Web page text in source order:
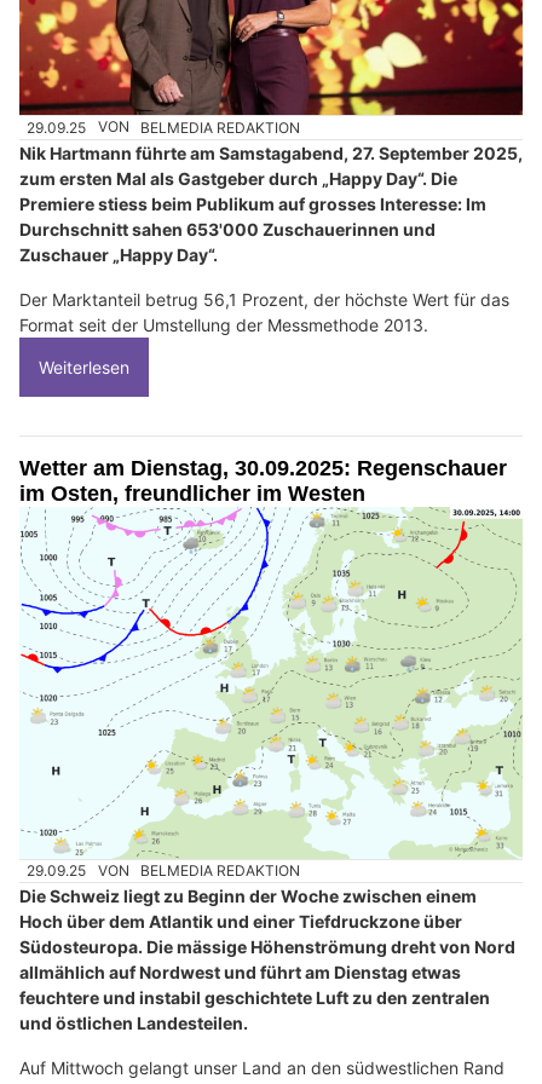
29.09.25 VON BELMEDIA REDAKTION
Nik Hartmann führte am Samstagabend, 27. September 2025,
zum ersten Mal als Gastgeber durch „Happy Day“. Die
Premiere stiess beim Publikum auf grosses Interesse: Im
Durchschnitt sahen 653'000 Zuschauerinnen und
Zuschauer „Happy Day“.
Der Marktanteil betrug 56,1 Prozent, der höchste Wert für das
Format seit der Umstellung der Messmethode 2013.
Weiterlesen
Wetter am Dienstag, 30.09.2025: Regenschauer
im Osten, freundlicher im Westen
29.09.25 VON BELMEDIA REDAKTION
Die Schweiz liegt zu Beginn der Woche zwischen einem
Hoch über dem Atlantik und einer Tiefdruckzone über
Südosteuropa. Die mässige Höhenströmung dreht von Nord
allmählich auf Nordwest und führt am Dienstag etwas
feuchtere und instabil geschichtete Luft zu den zentralen
und östlichen Landesteilen.
Auf Mittwoch gelangt unser Land an den südwestlichen Rand